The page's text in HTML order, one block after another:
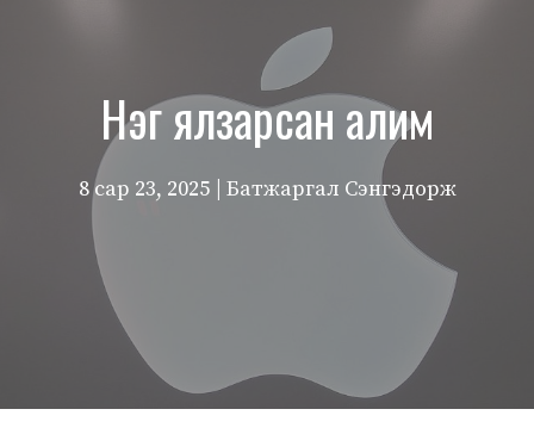
Нэг ялзарсан алим
8 сар 23, 2025 | Батжаргал Сэнгэдорж